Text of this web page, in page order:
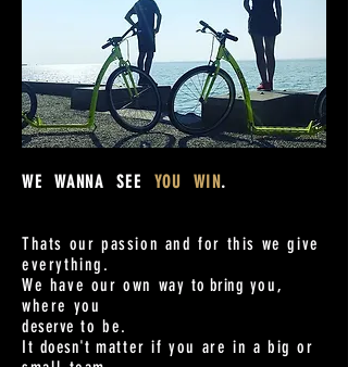
WE WANNA SEE YOU WIN.
Thats our passion and for this we give
everything.
We have our own way to bring you,
where you
deserve to be.
It doesn't matter if you are in a big or